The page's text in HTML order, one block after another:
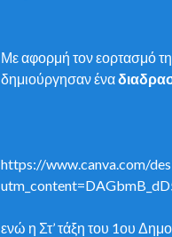
Με αφορμή τον εορτασμό
δημιούργησαν ένα
https://www.canva.com/
ενώ η Στ’ τάξη του 1ου